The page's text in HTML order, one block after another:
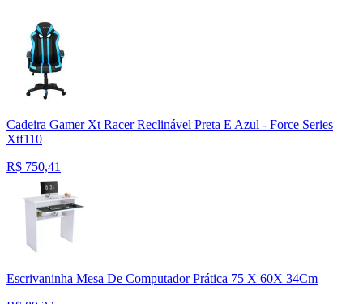
Cadeira Gamer Xt Racer Reclinável Preta E Azul - Force Series
Xtf110
R$ 750,41
Escrivaninha Mesa De Computador Prática 75 X 60X 34Cm